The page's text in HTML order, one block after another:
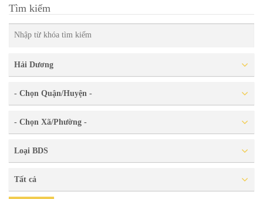
Tìm kiếm
Hải Dương
- Chọn Quận/Huyện -
- Chọn Xã/Phường -
Loại BDS
Tất cả